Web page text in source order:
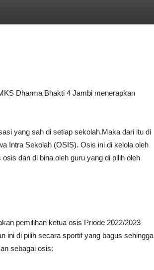
Dharma Bhakti 4 Jambi menerapkan
yang sah di setiap sekolah.Maka dari itu di
Intra Sekolah (OSIS). Osis ini di kelola oleh
dan di bina oleh guru yang di pilih oleh
pemilihan ketua osis Priode 2022/2023
ini di pilih secara sportif yang bagus sehingga
sebagai osis: